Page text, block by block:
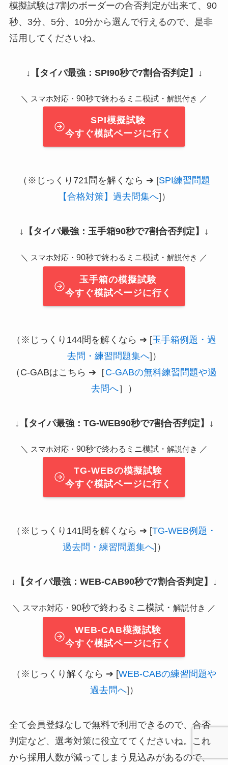
模擬試験は7割のボーダーの合否判定が出来て、90
秒、3分、5分、10分から選んで行えるので、是非
活用してくださいね。
↓ 【タイパ最強：SPI90秒で7割合否判定】 ↓
＼ スマホ対応・ 90秒で終わるミニ模試・ 解説付き ／
SPI模擬試験
今すぐ模試ページに行く
（※じっくり721問を解くなら ➔ [SPI練習問題
【合格対策】過去問集へ]）
↓ 【タイパ最強：玉手箱90秒で7割合否判定】 ↓
＼ スマホ対応・ 90秒で終わるミニ模試・ 解説付き ／
玉手箱の模擬試験
今すぐ模試ページに行く
（※じっくり144問を解くなら ➔ [玉手箱例題・過
去問・練習問題集へ]）
（C-GABはこちら ➔［C-GABの無料練習問題や過
去問へ］）
↓ 【タイパ最強：TG-WEB90秒で7割合否判定】 ↓
＼ スマホ対応・ 90秒で終わるミニ模試・ 解説付き ／
TG-WEBの模擬試験
今すぐ模試ページに行く
（※じっくり141問を解くなら ➔ [TG-WEB例題・
過去問・練習問題集へ]）
↓ 【タイパ最強：WEB-CAB90秒で7割合否判定】 ↓
＼ スマホ対応・ 90秒で終わるミニ模試・ 解説付き ／
WEB-CAB模擬試験
今すぐ模試ページに行く
（※じっくり解くなら ➔ [WEB-CABの練習問題や
過去問へ]）
全て会員登録なしで無料で利用できるので、合否
判定など、選考対策に役立ててくださいね。これ
から採用人数が減ってしまう見込みがあるので、